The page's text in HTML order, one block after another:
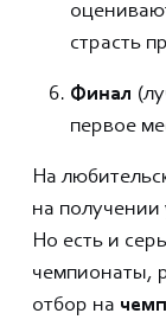
страсть
Финал
первое
На
на получении
Но есть и
чемпионаты,
отбор на